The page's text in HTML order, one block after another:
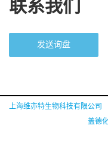
联系我们
发送询盘
上海维亦特生物科技有限公司
盖德